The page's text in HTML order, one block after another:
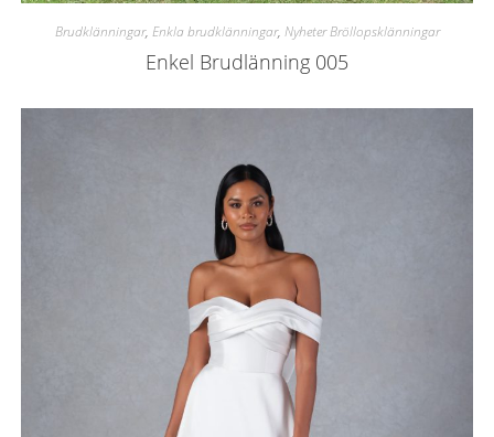
Brudklänningar, Enkla brudklänningar, Nyheter Bröllopsklänningar
Enkel Brudlänning 005